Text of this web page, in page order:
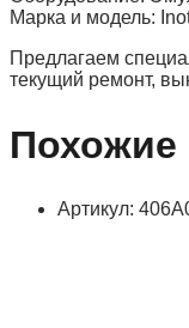
Марка и модель:
Предлагаем
текущий ремонт,
Похожие
Артикул: